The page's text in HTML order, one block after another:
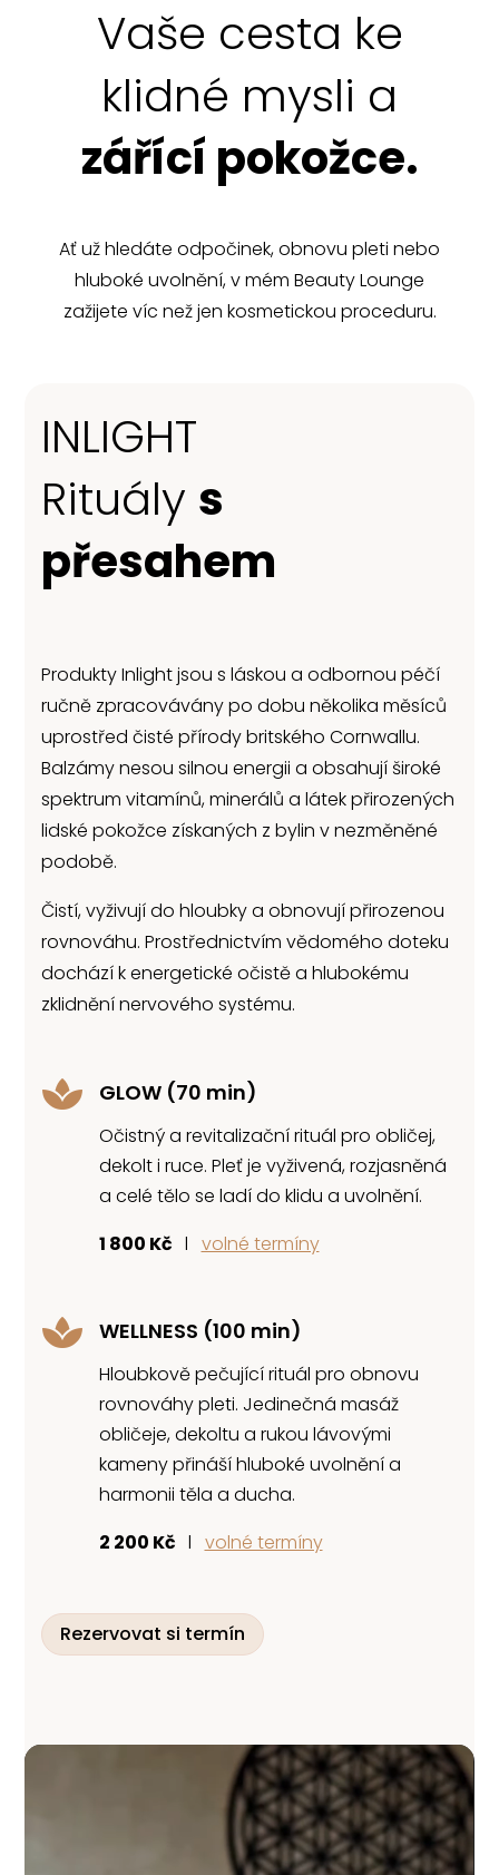
Vaše cesta ke
klidné mysli a
zářící pokožce.
Ať už hledáte odpočinek, obnovu pleti nebo
hluboké uvolnění, v mém Beauty Lounge
zažijete víc než jen kosmetickou proceduru.
INLIGHT
Rituály s
přesahem
Produkty Inlight jsou s láskou a odbornou péčí
ručně zpracovávány po dobu několika měsíců
uprostřed čisté přírody britského Cornwallu.
Balzámy nesou silnou energii a obsahují široké
spektrum vitamínů, minerálů a látek přirozených
lidské pokožce získaných z bylin v nezměněné
podobě.
Čistí, vyživují do hloubky a obnovují přirozenou
rovnováhu. Prostřednictvím vědomého doteku
dochází k energetické očistě a hlubokému
zklidnění nervového systému.
 GLOW (70 min)
Očistný a revitalizační rituál pro obličej,
dekolti ruce. Pleť je vyživená, rozjasněná
a celé tělo se ladí do klidu a uvolnění.
1 800 Kč l volné termíny
 WELLNESS (100 min)
Hloubkově pečující rituál pro obnovu
rovnováhy pleti. Jedinečná masáž
obličeje, dekoltu a rukou lávovými
kameny přináší hluboké uvolnění a
harmonii těla a ducha.
2 200 Kč l volné termíny
Rezervovat si termín
Video